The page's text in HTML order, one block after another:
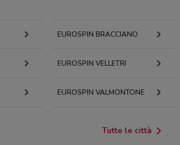
EUROSPIN BRACCIANO
EUROSPIN VELLETRI
EUROSPIN VALMONTONE
Tutte le città